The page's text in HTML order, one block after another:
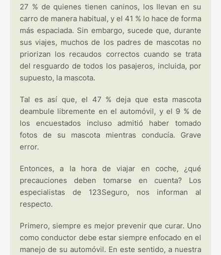
27 % de quienes tienen caninos, los llevan en su
carro de manera habitual, y el 41 % lo hace de forma
más espaciada. Sin embargo, sucede que, durante
sus viajes, muchos de los padres de mascotas no
priorizan los recaudos correctos cuando se trata
del resguardo de todos los pasajeros, incluida, por
supuesto, la mascota.
Tal es así que, el 47 % deja que esta mascota
deambule libremente en el automóvil, y el 9 % de
los encuestados incluso admitió haber tomado
fotos de su mascota mientras conducía. Grave
error.
Entonces, a la hora de viajar en coche, ¿qué
precauciones deben tomarse en cuenta? Los
especialistas de 123Seguro, nos informan al
respecto.
Primero, siempre es mejor prevenir que curar. Uno
como conductor debe estar siempre enfocado en el
manejo de su automóvil. En este sentido, a nuestra